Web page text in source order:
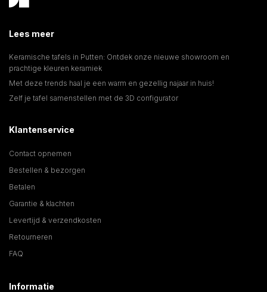
Lees meer
Keramische tafels in Putten: Ontdek onze nieuwe showroom en
prachtige kleuren keramiek
Met deze trends haal je een warm en gezellig najaar in huis!
Zelf je tafel samenstellen met de 3D configurator
Klantenservice
Contact opnemen
Bestellen & bezorgen
Betalen
Garantie & klachten
Levertijd & verzendkosten
Retourneren
FAQ
Informatie